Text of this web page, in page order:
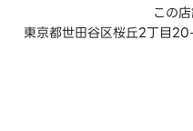
この
東京都世田谷区桜丘2丁目